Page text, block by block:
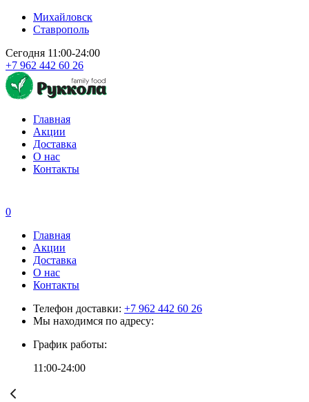
Михайловск
Ставрополь
Сегодня 11:00-24:00
+7 962 442 60 26
Главная
Акции
Доставка
О нас
Контакты
0
Главная
Акции
Доставка
О нас
Контакты
Телефон доставки: +7 962 442 60 26
Мы находимся по адресу:
График работы:
11:00-24:00